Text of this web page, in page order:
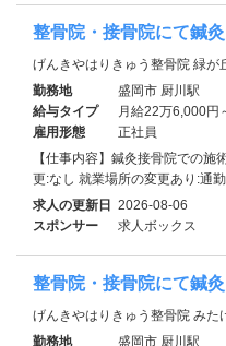
整骨院・接骨院にて鍼
げんきやはりきゅう整骨院 緑が
勤務地
盛岡市 厨川駅
給与タイプ
月給22万6,000円
雇用形態
正社員
【仕事内容】鍼灸接骨院での
更:なし 就業場所の変更あり:通
求人の更新日 2026-08-06
スポンサー
求人ボックス
整骨院・接骨院にて鍼
げんきやはりきゅう整骨院 みた
勤務地
盛岡市 厨川駅